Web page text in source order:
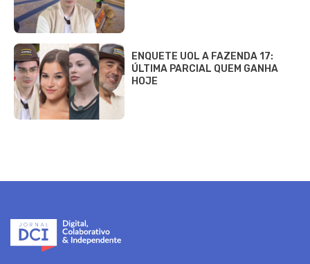
ENQUETE UOL A FAZENDA 17:
ÚLTIMA PARCIAL QUEM GANHA
HOJE